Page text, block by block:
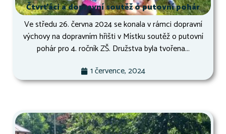
Čtvrťáci a dopravní soutěž o putovní pohár
Ve středu 26. června 2024 se konala v rámci dopravní
výchovy na dopravním hřišti v Místku soutěž o putovní
pohár pro 4. ročník ZŠ. Družstva byla tvořena...
1 července, 2024